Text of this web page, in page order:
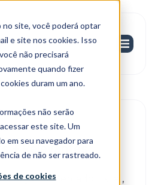
site, você poderá optar
e site nos cookies. Isso
não precisará
quando fizer
duram um ano.
não serão
este site. Um
em seu navegador para
de não ser rastreado.
de cookies
news
+ Relevantes
Adejo no Mercado Fiscal,